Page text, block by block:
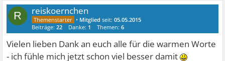
R reiskoernchen
• Mitglied seit:05.05.2015
Beiträge:22 Danke: 1 Themen:6
Vielen lieben Dank an euch alle für die warmen Worte
- ich fühle mich jetzt schon viel besser damit